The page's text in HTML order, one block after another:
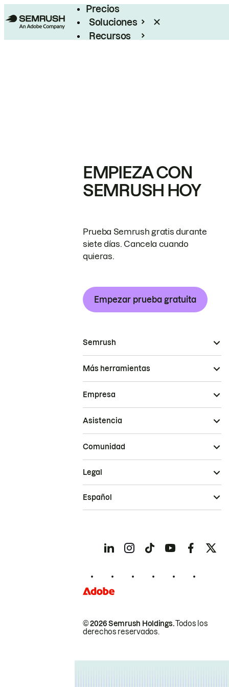
Precios
Soluciones
Recursos
EMPIEZA CON
SEMRUSH HOY
Prueba Semrush gratis durante
siete días. Cancela cuando
quieras.
Empezar prueba gratuita
Semrush
Más herramientas
Empresa
Asistencia
Comunidad
© 2026 Semrush Holdings.Todos los
derechos reservados.
Legal
Español